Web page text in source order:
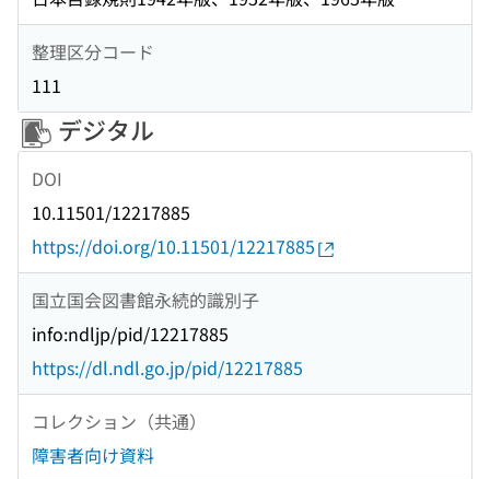
整理区分コード
111
デジタル
DOI
10.11501/12217885
https://doi.org/10.11501/12217885
国立国会図書館永続的識別子
info:ndljp/pid/12217885
https://dl.ndl.go.jp/pid/12217885
コレクション（共通）
障害者向け資料